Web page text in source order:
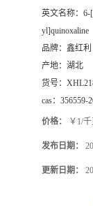
英文名称： 6-
yl]quinoxaline
品牌： 鑫红利
产地： 湖北
货号：
cas： 356559-
价格： ￥1/
发布日期：
更新日期：